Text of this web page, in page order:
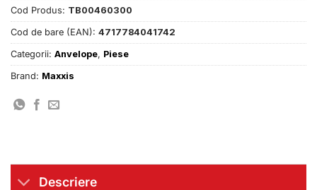
Cod Produs: TB00460300
Cod de bare (EAN): 4717784041742
Categorii: Anvelope, Piese
Brand: Maxxis
Descriere